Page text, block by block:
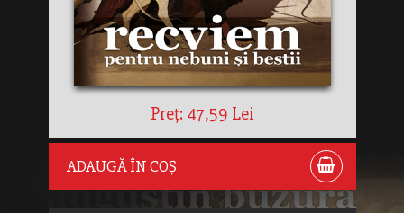
Preț: 47,59 Lei
ADAUGĂ ÎN COȘ